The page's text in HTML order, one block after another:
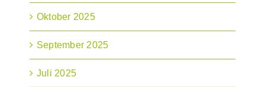
Oktober 2025
September 2025
Juli 2025